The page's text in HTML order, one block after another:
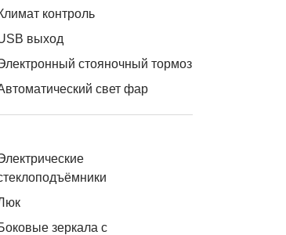
контроль
выход
стояночный тормоз
свет фар
зеркала с